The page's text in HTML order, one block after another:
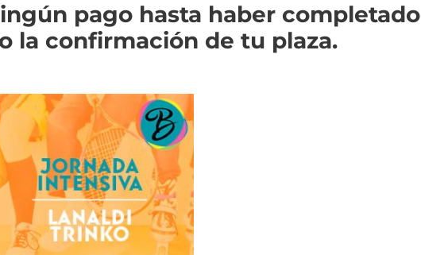
pago hasta haber
la confirmación de tu plaza.